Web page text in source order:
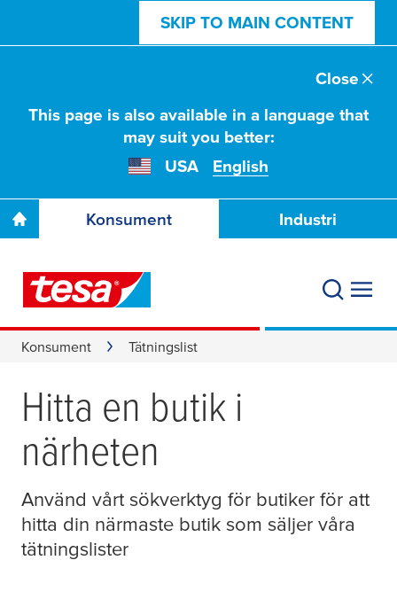
SKIP TO MAIN CONTENT
This page is also available in a language that
may suit you better:
USA
English
Close
Konsument Industri
Konsument Tätningslist
Hitta en butik i
närheten
Använd vårt sökverktyg för butiker för att
hitta din närmaste butik som säljer våra
tätningslister